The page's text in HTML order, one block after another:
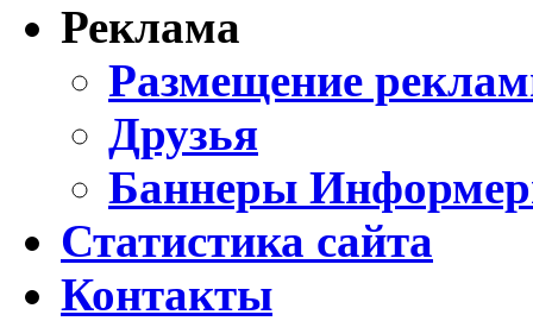
Реклама
Размещение
Друзья
Баннеры
Статистика сайта
Контакты